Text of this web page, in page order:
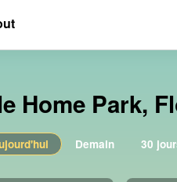
Home Park,
Demain 30